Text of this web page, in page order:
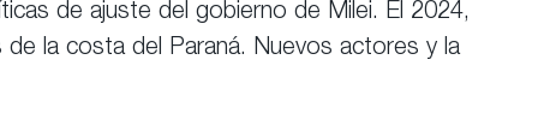
de ajuste del gobierno de Milei. El 2024,
la costa del Paraná. Nuevos actores y la